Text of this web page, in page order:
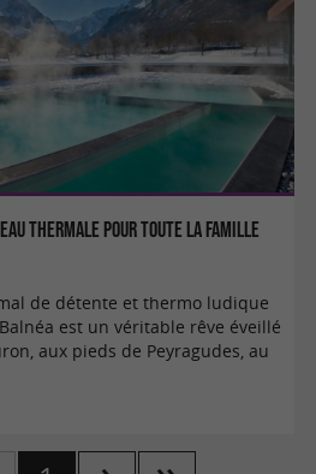
eau thermale pour toute la famille
de détente et thermo ludique
est un véritable rêve éveillé
aux pieds de Peyragudes, au